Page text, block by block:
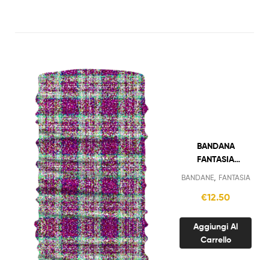
BANDANA
FANTASIA
QUADRI VIOLA
BANDANE, FANTASIA
€12.50
Aggiungi Al
Carrello